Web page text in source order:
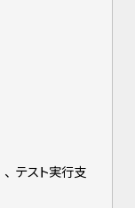
、 テスト実行支